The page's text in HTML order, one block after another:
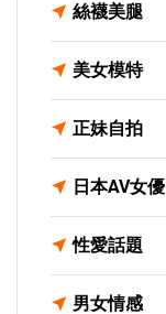
絲襪美腿
美女模特
正妹自拍
日本AV女優
性愛話題
男女情感